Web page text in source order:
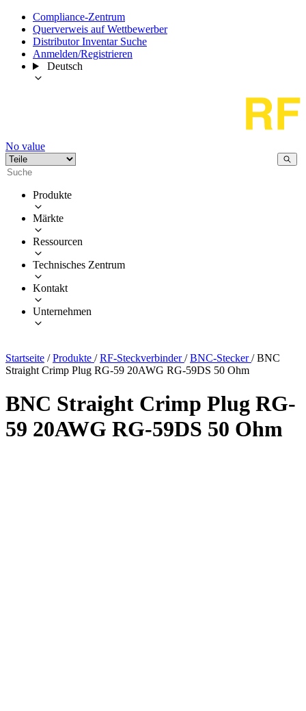
Compliance-Zentrum
Querverweis auf Wettbewerber
Distributor Inventar Suche
Anmelden/Registrieren
Deutsch
No value
Produkte
Märkte
Ressourcen
Technisches Zentrum
Kontakt
Unternehmen
Startseite / Produkte / RF-Steckverbinder/ BNC-Stecker/ BNC
Straight Crimp Plug RG-59 20AWG RG-59DS 50 Ohm
BNC Straight Crimp Plug RG-
59 20AWG RG-59DS 50 Ohm